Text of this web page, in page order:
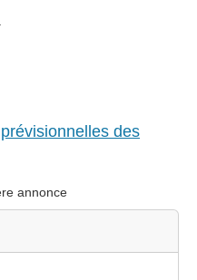
des
annonce